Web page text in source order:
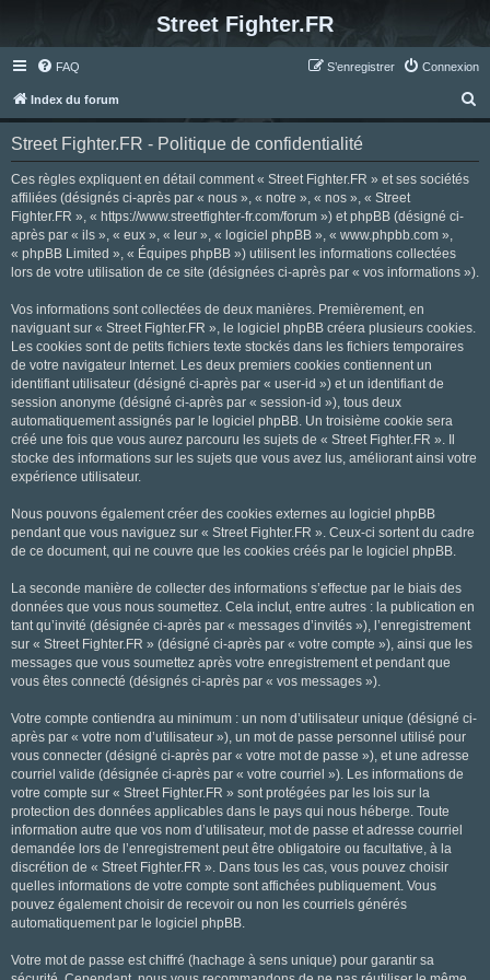
Street Fighter.FR
FAQ Connexion
S’enregistrer
Index du forum
e
Street Fighter.FR - Politique de confidentialité
Ces règles expliquent en détail comment « Street Fighter.FR » et ses sociétés
affiliées (désignés ci-après par « nous », « notre », « nos », « Street
Fighter.FR », « https://www.streetfighter-fr.com/forum ») et phpBB (désigné ci-
après par « ils », « eux », « leur », « logiciel phpBB », « www.phpbb.com »,
« phpBB Limited », « Équipes phpBB ») utilisent les informations collectées
lors de votre utilisation de ce site (désignées ci-après par « vos informations »).
Vos informations sont collectées de deux manières. Premièrement, en
naviguant sur « Street Fighter.FR », le logiciel phpBB créera plusieurs cookies.
Les cookies sont de petits fichiers texte stockés dans les fichiers temporaires
de votre navigateur Internet. Les deux premiers cookies contiennent un
identifiant utilisateur (désigné ci-après par « user-id ») et un identifiant de
session anonyme (désigné ci-après par « session-id »), tous deux
automatiquement assignés par le logiciel phpBB. Un troisième cookie sera
créé une fois que vous aurez parcouru les sujets de « Street Fighter.FR ». Il
stocke des informations sur les sujets que vous avez lus, améliorant ainsi votre
expérience utilisateur.
Nous pouvons également créer des cookies externes au logiciel phpBB
pendant que vous naviguez sur « Street Fighter.FR ». Ceux-ci sortent du cadre
de ce document, qui ne couvre que les cookies créés par le logiciel phpBB.
La seconde manière de collecter des informations s’effectue par le biais des
données que vous nous soumettez. Cela inclut, entre autres : la publication en
tant qu’invité (désignée ci-après par « messages d’invités »), l’enregistrement
sur « Street Fighter.FR » (désigné ci-après par « votre compte »), ainsi que les
messages que vous soumettez après votre enregistrement et pendant que
vous êtes connecté (désignés ci-après par « vos messages »).
Votre compte contiendra au minimum : un nom d’utilisateur unique (désigné ci-
après par « votre nom d’utilisateur »), un mot de passe personnel utilisé pour
vous connecter (désigné ci-après par « votre mot de passe »), et une adresse
courriel valide (désignée ci-après par « votre courriel »). Les informations de
votre compte sur « Street Fighter.FR » sont protégées par les lois sur la
protection des données applicables dans le pays qui nous héberge. Toute
information autre que vos nom d’utilisateur, mot de passe et adresse courriel
demandée lors de l’enregistrement peut être obligatoire ou facultative, à la
discrétion de « Street Fighter.FR ». Dans tous les cas, vous pouvez choisir
quelles informations de votre compte sont affichées publiquement. Vous
pouvez également choisir de recevoir ou non les courriels générés
automatiquement par le logiciel phpBB.
Votre mot de passe est chiffré (hachage à sens unique) pour garantir sa